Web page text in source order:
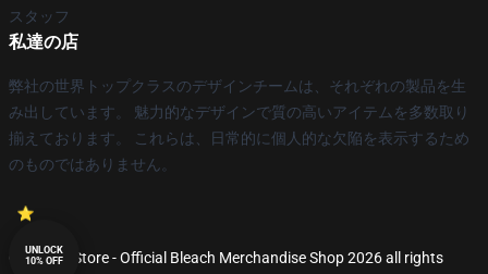
スタッフ
私達の店
弊社の世界トップクラスのデザインチームは、それぞれの製品を生
み出しています。 魅力的なデザインで質の高いアイテムを多数取り
揃えております。 これらは、日常的に個人的な欠陥を表示するため
のものではありません。
© Bleach Store - Official Bleach Merchandise Shop 2026 all rights
UNLOCK
10% OFF